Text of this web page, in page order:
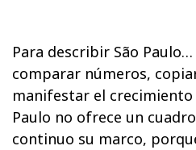
Para describir São
comparar números,
manifestar el crecimiento
Paulo no ofrece un
continuo su marco,